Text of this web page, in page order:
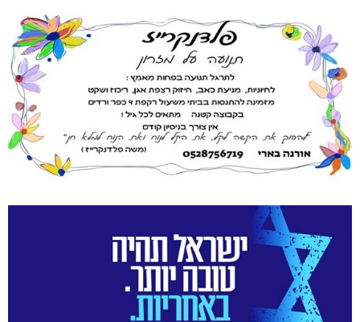
שריפת חורש ופסולת באזור אבן מנחם